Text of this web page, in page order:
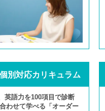
別対応カリキュラム
英語力を100項目で診断
わせて学べる「オーダー